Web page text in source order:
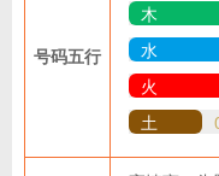
号码五行
木
水
火
土